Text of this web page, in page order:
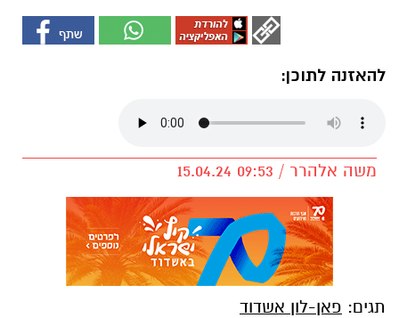
להאזנה לתוכן:
משה אלהרר / 09:53 15.04.24
תגים: פאן-לון אשדוד